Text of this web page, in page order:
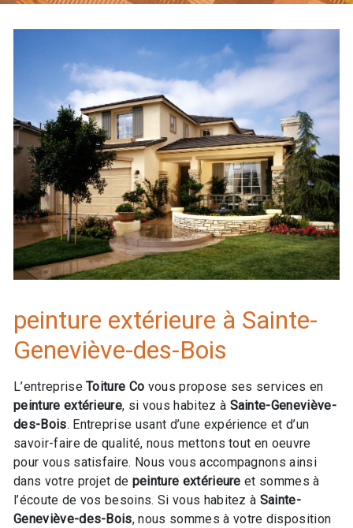
peinture extérieure à Sainte-
Geneviève-des-Bois
L’entrepriseToiture Co vous propose ses services en
peinture extérieure, si vous habitez à Sainte-Geneviève-
des-Bois. Entreprise usant d’une expérience et d’un
savoir-faire de qualité, nous mettons tout en oeuvre
pour vous satisfaire. Nous vous accompagnons ainsi
dans votre projet de peinture extérieure et sommes à
l’écoute de vos besoins. Si vous habitez à Sainte-
Geneviève-des-Bois, nous sommes à votre disposition